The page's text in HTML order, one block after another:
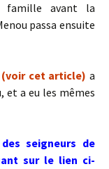
famille avant la
passa ensuite
cet article) a
et a eu les mêmes
seigneurs de
sur le lien ci-